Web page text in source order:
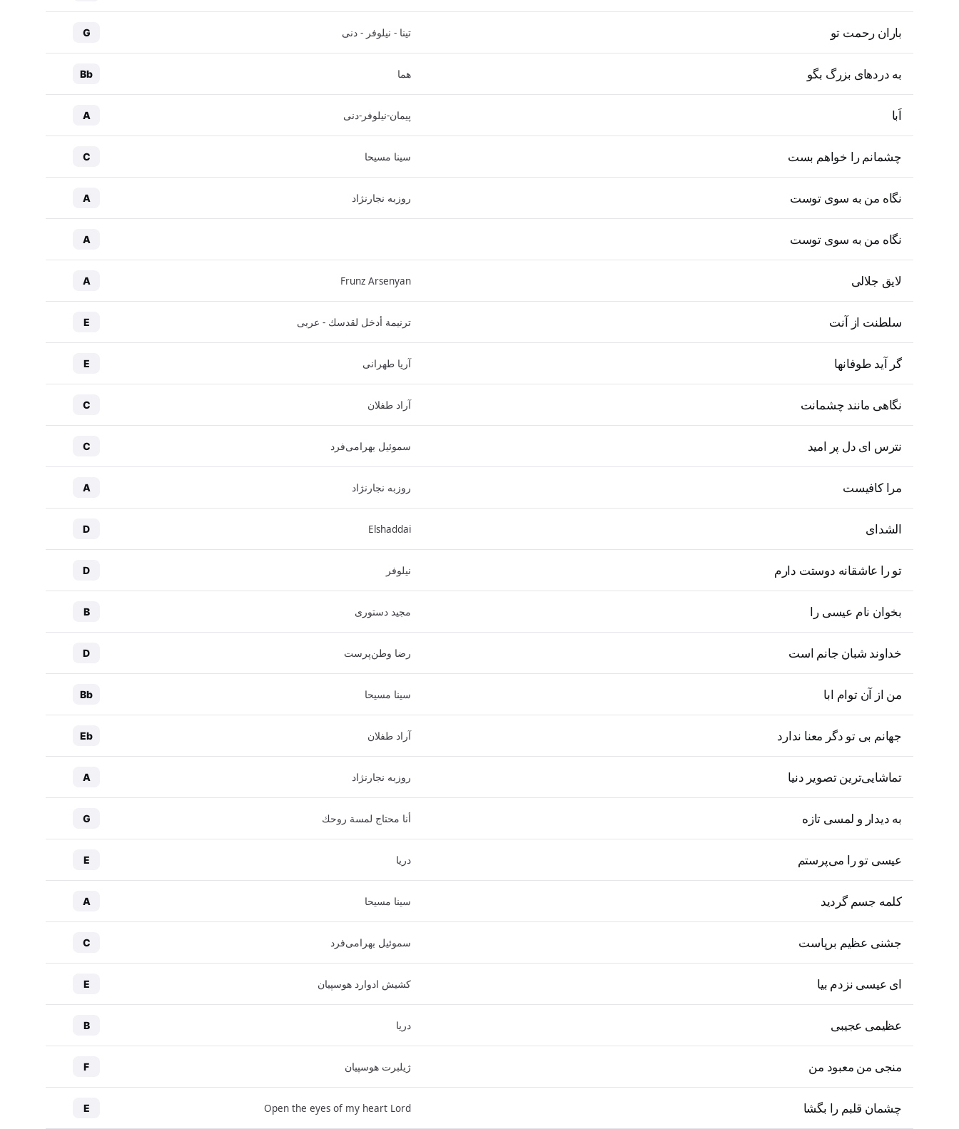
باران رحمت تو تینا - نیلوفر - دنی G
به دردهای بزرگ بگو هما Bb
اَبا پیمان-نیلوفر-دنی A
چشمانم را خواهم بست سینا مسیحا C
نگاه من به سوی توست روزبه نجارنژاد A
نگاه من به سوی توست A
لایق جلالی Frunz Arsenyan
A
سلطنت از آنت ترنيمة أدخل لقدسك - عربی E
گر آید طوفانها آریا طهرانی E
نگاهی مانند چشمانت آراد طفلان C
نترس ای دل پر امید سموئیل بهرامی‌فرد C
مرا کافیست روزبه نجارنژاد A
الشدای Elshaddai
D
تو را عاشقانه دوستت دارم نیلوفر D
بخوان نام عیسی را مجید دستوری B
خداوند شبان جانم است رضا وطن‌پرست D
من از آن توام ابا سینا مسیحا Bb
جهانم بی تو دگر معنا ندارد آراد طفلان Eb
تماشایی‌ترین تصویر دنیا روزبه نجارنژاد A
به دیدار و لمسی تازه أنا محتاج لمسة روحك G
عیسی تو را می‌پرستم دریا E
کلمه جسم گردید سینا مسیحا A
جشنی عظیم برپاست سموئیل بهرامی‌فرد C
ای عیسی نزدم بیا کشیش ادوارد هوسپیان E
عظیمی عجیبی دریا B
منجی من معبود من ژیلبرت هوسپیان F
چشمان قلبم را بگشا Open the eyes of my heart Lord
E